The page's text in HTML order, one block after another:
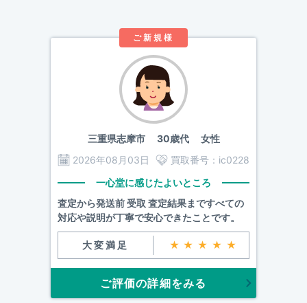
ご新規様
三重県志摩市30歳代 女性
2026年08月03日
買取番号： ic0228
一心堂に感じたよいところ
査定から発送前 受取 査定結果まですべての
対応や説明が丁寧で安心できたことです。
大変満足 ★★★★★
ご評価の詳細をみる